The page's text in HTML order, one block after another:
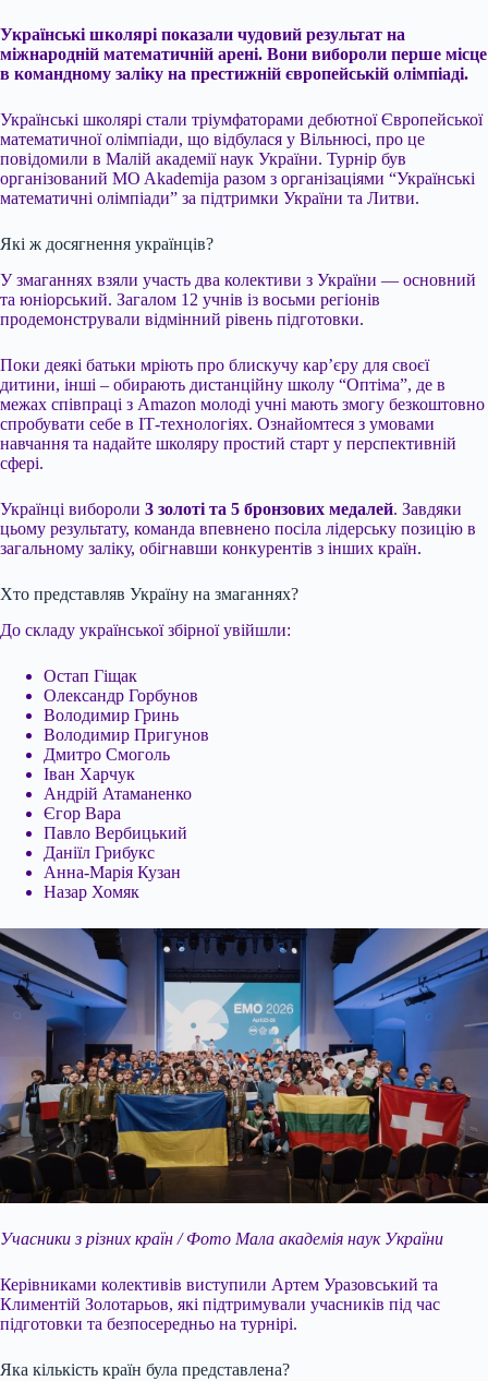
Українські школярі показали чудовий результат на
міжнародній математичній арені. Вони вибороли перше місце
в командному заліку на престижній європейській олімпіаді.
Українські школярі стали тріумфаторами дебютної Європейської
математичної олімпіади, що відбулася у Вільнюсі, про це
повідомили в Малій академії наук України. Турнір був
організований MO Akademija разом з організаціями “Українські
математичні олімпіади” за підтримки України та Литви.
Які ж досягнення українців?
У змаганнях взяли участь два колективи з України — основний
та юніорський. Загалом 12 учнів із восьми регіонів
продемонстрували відмінний рівень підготовки.
Поки деякі батьки мріють про блискучу кар’єру для своєї
дитини, інші – обирають дистанційну школу “Оптіма”, де в
межах співпраці з Amazon молоді учні мають змогу безкоштовно
спробувати себе в ІТ-технологіях. Ознайомтеся з умовами
навчання та надайте школяру простий старт у перспективній
сфері.
Українці вибороли 3 золоті та 5 бронзових медалей. Завдяки
цьому результату, команда впевнено посіла лідерську позицію в
загальному заліку, обігнавши конкурентів з інших країн.
Хто представляв Україну на змаганнях?
До складу української збірної увійшли:
Остап Гіщак
Олександр Горбунов
Володимир Гринь
Володимир Пригунов
Дмитро Смоголь
Іван Харчук
Андрій Атаманенко
Єгор Вара
Павло Вербицький
Даніїл Грибукс
Анна-Марія Кузан
Назар Хомяк
Учасники з різних країн / Фото Мала академія наук України
Керівниками колективів виступили Артем Уразовський та
Климентій Золотарьов, які підтримували учасників під час
підготовки та безпосередньо на турнірі.
Яка кількість країн була представлена?